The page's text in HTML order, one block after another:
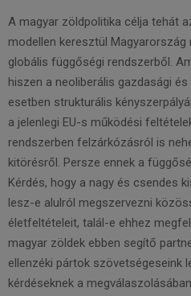
A magyar zöldpolitika célja tehát
modellen keresztül
globális függőségi rendszerből.
hiszen a neoliberális gazdasági
esetben strukturális
a jelenlegi EU-s működési
rendszerben felzárkózásról is
kitörésről. Persze ennek a
Kérdés, hogy a nagy és csendes
lesz-e alulról megszervezni
életfeltételeit, talál-e ehhez
magyar zöldek ebben segítő
ellenzéki pártok szövetségeseink
kérdéseknek a